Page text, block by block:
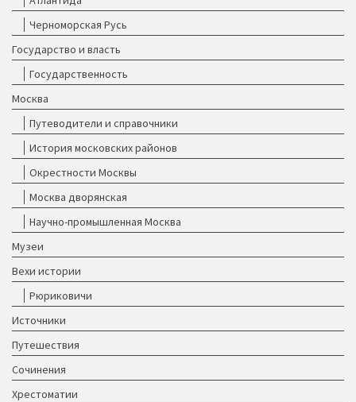
Черноморская Русь
Государство и власть
Государственность
Москва
Путеводители и справочники
История московских районов
Окрестности Москвы
Москва дворянская
Научно-промышленная Москва
Музеи
Вехи истории
Рюриковичи
Источники
Путешествия
Сочинения
Хрестоматии